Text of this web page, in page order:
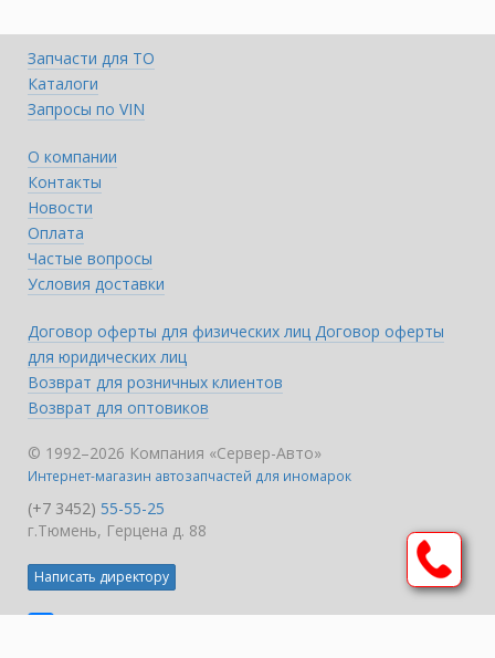
Запчасти для ТО
Каталоги
Запросы по VIN
О компании
Контакты
Новости
Оплата
Частые вопросы
Условия доставки
Договор оферты для физических лиц Договор оферты
для юридических лиц
Возврат для розничных клиентов
Возврат для оптовиков
© 1992–2026 Компания «Сервер-Авто»
Интернет-магазин автозапчастей для иномарок
(+7 3452) 55-55-25
г.Тюмень, Герцена д. 88
Написать директору